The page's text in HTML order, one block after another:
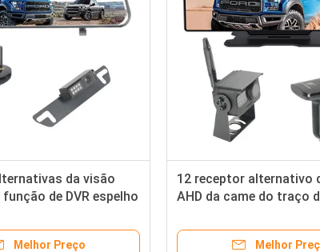
da visão
de DVR espelho
Melhor Preço
12 receptor alternativo
AHD da came do traço
Melhor